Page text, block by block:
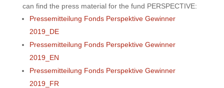
can find the press material for the fund PERSPECTIVE:
Pressemitteilung Fonds Perspektive Gewinner
2019_DE
Pressemitteilung Fonds Perspektive Gewinner
2019_EN
Pressemitteilung Fonds Perspektive Gewinner
2019_FR